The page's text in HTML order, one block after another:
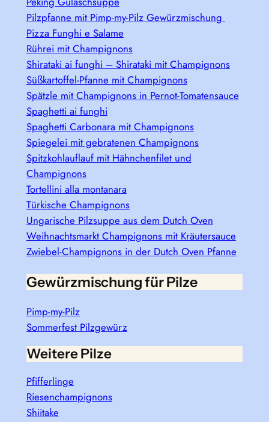
Pilzpfanne mit Pimp-my-Pilz Gewürzmischung
Pizza Funghi e Salame
Rührei mit Champignons
Shirataki ai funghi – Shirataki mit Champignons
Süßkartoffel-Pfanne mit Champignons
Spätzle mit Champignons in Pernot-Tomatensauce
Spaghetti ai funghi
Spaghetti Carbonara mit Champignons
Spiegelei mit gebratenen Champignons
Spitzkohlauflauf mit Hähnchenfilet und
Champignons
Tortellini alla montanara
Türkische Champignons
Ungarische Pilzsuppe aus dem Dutch Oven
Weihnachtsmarkt Champignons mit Kräutersauce
Zwiebel-Champignons in der Dutch Oven Pfanne
Gewürzmischung für Pilze
Pimp-my-Pilz
Sommerfest Pilzgewürz
Weitere Pilze
Pfifferlinge
Riesenchampignons
Shiitake